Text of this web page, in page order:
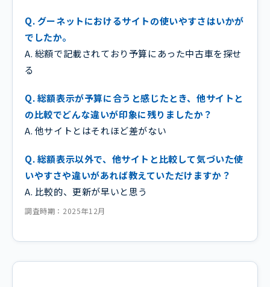
Q. グーネットにおけるサイトの使いやすさはいかが
でしたか。
A. 総額で記載されており予算にあった中古車を探せ
る
Q. 総額表示が予算に合うと感じたとき、他サイトと
の比較でどんな違いが印象に残りましたか？
A. 他サイトとはそれほど差がない
Q. 総額表示以外で、他サイトと比較して気づいた使
いやすさや違いがあれば教えていただけますか？
A. 比較的、更新が早いと思う
調査時期：2025年12月